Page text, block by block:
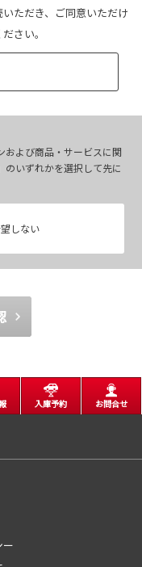
・ポリシー」に基づき、
的で利用させていただき
が発生した場合の確認・
報の確認
様に対する迅速なご連絡
関する営業上のご案内
などの検討のためのお客
にお断り無く削除させて
「ご利用にあたって」を
す。変更した内容は本ペ
ただき、ご同意いただけ
さい。
および商品・サービスに関
のいずれかを選択して先に
しない
入庫予約 お問合せ
ー